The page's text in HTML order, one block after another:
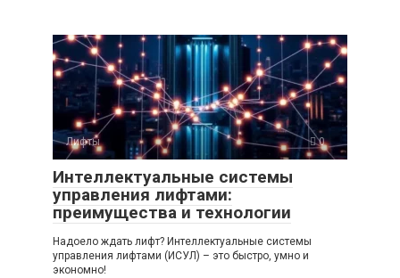
Лифты 0
Интеллектуальные системы
управления лифтами:
преимущества и технологии
Надоело ждать лифт? Интеллектуальные системы
управления лифтами (ИСУЛ) – это быстро, умно и
экономно!